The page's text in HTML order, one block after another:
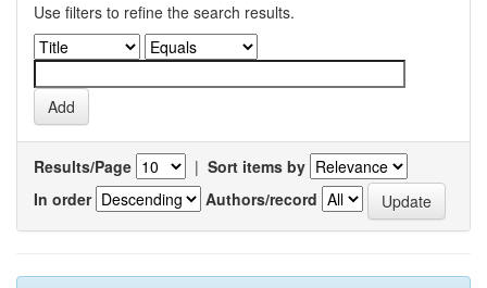
Use filters to refine the search results.
Results/Page | Sort items by
In order
Authors/record